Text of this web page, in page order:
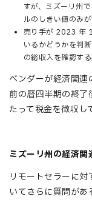
すが、ミズーリ州
ルのしきい値のみが
売り手が 2023 年
いるかどうかを判
の総収入を確認する
ベンダーが経済関連
前の暦四半期の終
たって税金を徴収し
ミズーリ州の経済
リモートセラーに
いてさらに質問があ